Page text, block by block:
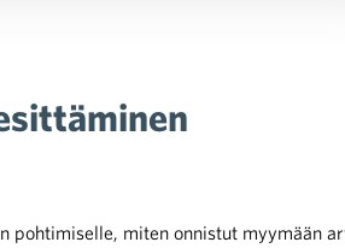
pohtimiselle, miten onnistut myymään